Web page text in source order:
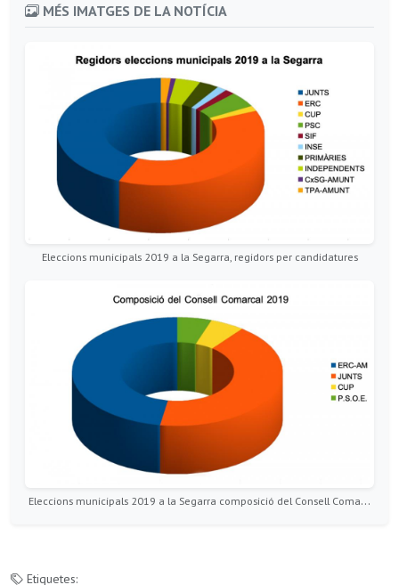
MÉS IMATGES DE LA NOTÍCIA
Eleccions municipals 2019 a la Segarra, regidors per candidatures
Eleccions municipals 2019 a la Segarra composició del Consell Comarcal
Etiquetes: